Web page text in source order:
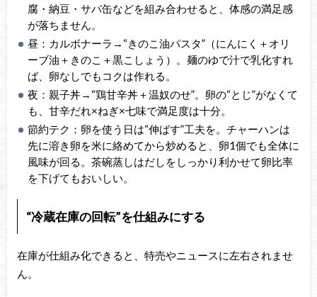
腐・納豆・サバ缶などを組み合わせると、体感の満足感
が落ちません。
昼：カルボナーラ→“きのこ油パスタ”（にんにく＋オリ
ーブ油＋きのこ＋黒こしょう）。麺のゆで汁で乳化すれ
ば、卵なしでもコクは作れる。
夜：親子丼→“鶏甘辛丼＋温奴のせ”。卵の“とじ”がなくて
も、甘辛だれ×ねぎ×七味で満足度は十分。
節約テク：卵を使う日は“伸ばす”工夫を。チャーハンは
先に溶き卵を米に絡めてから炒めると、卵1個でも全体に
風味が回る。茶碗蒸しはだしをしっかり利かせて卵比率
を下げてもおいしい。
“冷蔵在庫の回転”を仕組みにする
在庫が仕組み化できると、特売やニュースに左右されませ
ん。